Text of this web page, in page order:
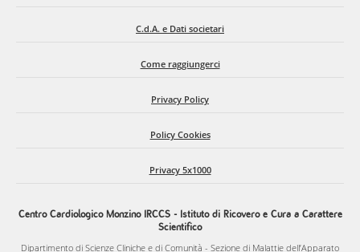
C.d.A. e Dati societari
Come raggiungerci
Privacy Policy
Policy Cookies
Privacy 5x1000
Centro Cardiologico Monzino IRCCS - Istituto di Ricovero e Cura a Carattere
Scientifico
Dipartimento di Scienze Cliniche e di Comunità - Sezione di Malattie dell’Apparato